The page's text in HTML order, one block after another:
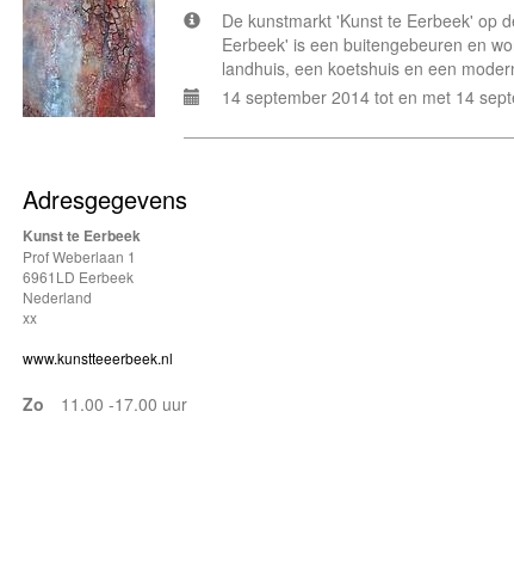
De kunstmarkt 'Kunst te Eerbeek' op
Eerbeek' is een buitengebeuren en
landhuis, een koetshuis en een
14 september 2014 tot en met 14
Adresgegevens
Kunst te Eerbeek
Prof Weberlaan 1
6961LD Eerbeek
Nederland
xx
www.kunstteeerbeek.nl
Zo 11.00 -17.00 uur